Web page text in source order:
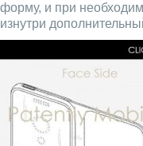
форму, и при
изнутри